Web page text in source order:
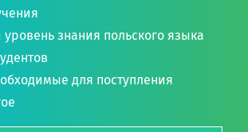
знания польского языка
для поступления